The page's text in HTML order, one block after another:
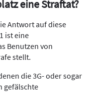
eine Straftat?
Antwort auf diese
ist eine
Benutzen von
stellt.
die 3G- oder sogar
gefälschte